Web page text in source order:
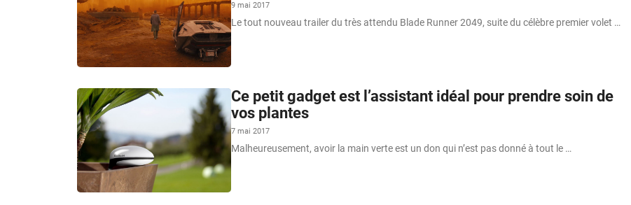
9 mai 2017
Le tout nouveau trailer du très attendu Blade Runner 2049, suite du célèbre premier volet …
Ce petit gadget est l’assistant idéal pour prendre soin de
vos plantes
7 mai 2017
Malheureusement, avoir la main verte est un don qui n’est pas donné à tout le …